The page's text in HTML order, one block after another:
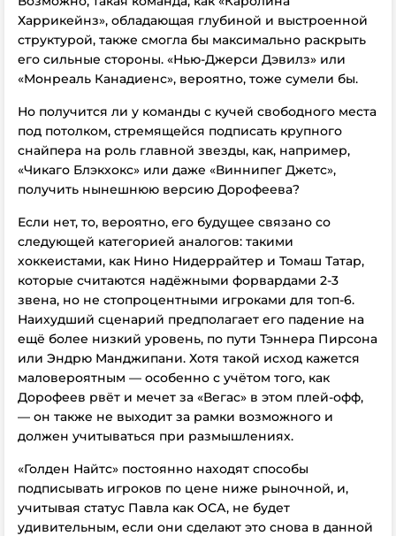
Харрикейнз», обладающая глубиной и выстроенной
структурой, также смогла бы максимально раскрыть
его сильные стороны. «Нью-Джерси Дэвилз» или
«Монреаль Канадиенс», вероятно, тоже сумели бы.
Но получится ли у команды с кучей свободного места
под потолком, стремящейся подписать крупного
снайпера на роль главной звезды, как, например,
«Чикаго Блэкхокс» или даже «Виннипег Джетс»,
получить нынешнюю версию Дорофеева?
Если нет, то, вероятно, его будущее связано со
следующей категорией аналогов: такими
хоккеистами, как Нино Нидеррайтер и Томаш Татар,
которые считаются надёжными форвардами 2-3
звена, но не стопроцентными игроками для топ-6.
Наихудший сценарий предполагает его падение на
ещё более низкий уровень, по пути Тэннера Пирсона
или Эндрю Манджипани. Хотя такой исход кажется
маловероятным — особенно с учётом того, как
Дорофеев рвёт и мечет за «Вегас» в этом плей-офф,
— он также не выходит за рамки возможного и
должен учитываться при размышлениях.
«Голден Найтс» постоянно находят способы
подписывать игроков по цене ниже рыночной, и,
учитывая статус Павла как ОСА, не будет
удивительным, если они сделают это снова в данной